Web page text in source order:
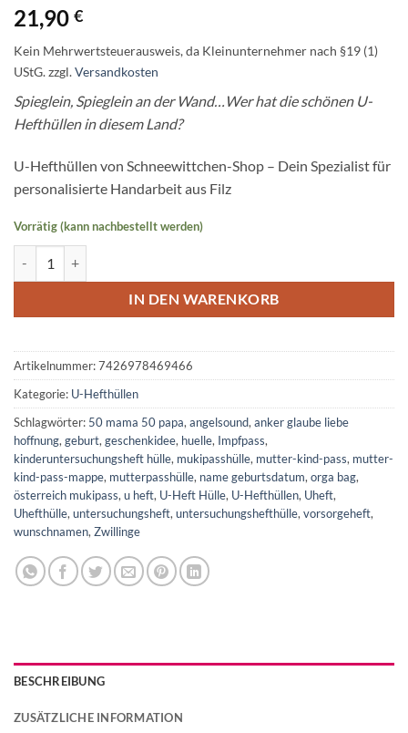
21,90 €
Kein Mehrwertsteuerausweis, da Kleinunternehmer nach §19 (1)
UStG.zzgl.Versandkosten
Spieglein, Spieglein an der Wand…Wer hat die schönen U-
Hefthüllen in diesem Land?
U-Hefthüllen von Schneewittchen-Shop – Dein Spezialist für
personalisierte Handarbeit aus Filz
Vorrätig (kann nachbestellt werden)
IN DEN WARENKORB
Artikelnummer:7426978469466
Kategorie: U-Hefthüllen
Schlagwörter: 50 mama 50 papa, angelsound, anker glaube liebe
hoffnung, geburt, geschenkidee, huelle, Impfpass,
kinderuntersuchungsheft hülle, mukipasshülle, mutter-kind-pass, mutter-
kind-pass-mappe, mutterpasshülle, name geburtsdatum, orga bag,
österreich mukipass, u heft, U-Heft Hülle, U-Hefthüllen, Uheft,
Uhefthülle, untersuchungsheft, untersuchungshefthülle, vorsorgeheft,
wunschnamen, Zwillinge
BESCHREIBUNG
ZUSÄTZLICHE INFORMATION